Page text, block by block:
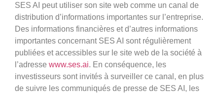
SES AI peut utiliser son site web comme un canal de
distribution d’informations importantes sur l’entreprise.
Des informations financières et d’autres informations
importantes concernant SES AI sont régulièrement
publiées et accessibles sur le site web de la société à
l’adresse www.ses.ai. En conséquence, les
investisseurs sont invités à surveiller ce canal, en plus
de suivre les communiqués de presse de SES AI, les